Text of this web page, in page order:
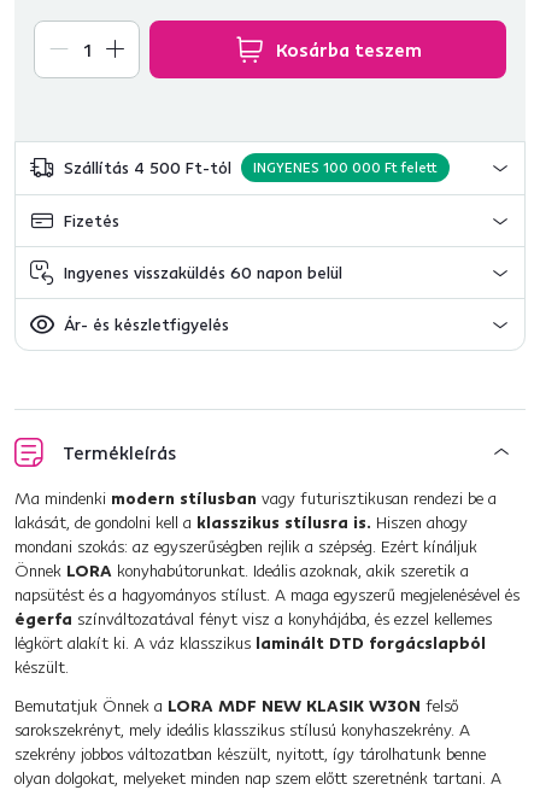
Kosárba teszem
Szállítás 4 500 Ft-tól INGYENES 100 000 Ft felett
Fizetés
Ingyenes visszaküldés 60 napon belül
Ár- és készletfigyelés
Termékleírás
Ma mindenki modern stílusban vagy futurisztikusan rendezi be a
lakását, de gondolni kell a klasszikus stílusra is. Hiszen ahogy
mondani szokás: az egyszerűségben rejlik a szépség. Ezért kínáljuk
Önnek LORA konyhabútorunkat. Ideális azoknak, akik szeretik a
napsütést és a hagyományos stílust. A maga egyszerű megjelenésével és
égerfa színváltozatával fényt visz a konyhájába, és ezzel kellemes
légkört alakít ki. A váz klasszikus laminált DTD forgácslapból
készült.
Bemutatjuk Önnek a LORA MDF NEW KLASIK W30N felső
sarokszekrényt, mely ideális klasszikus stílusú konyhaszekrény. A
szekrény jobbos változatban készült, nyitott, így tárolhatunk benne
olyan dolgokat, melyeket minden nap szem előtt szeretnénk tartani. A